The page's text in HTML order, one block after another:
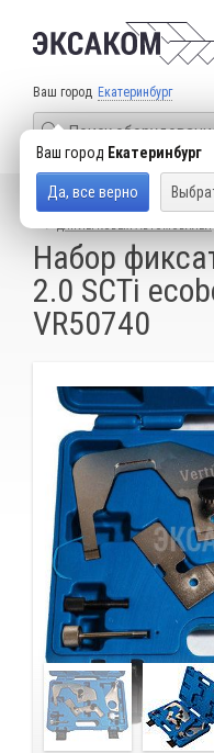
Ваш город Екатеринбург
Ваш город Екатеринбург
Да, все верно
КАТАЛОГ ТОВАРОВ
Набор
2.0 SCTi
VR50740